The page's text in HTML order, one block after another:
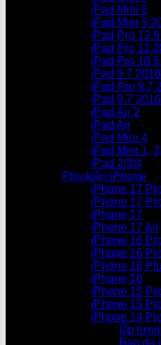
iPad Mini 6
iPad Mini 5
iPad Pro
iPad Pro 11
iPad Pro
iPad 9.7 2018
iPad Pro 9.7
iPad 9.7 2016
iPad Air 2
iPad Air
iPad Mini 4
iPad Mini 1,
iPad 2/3/4
Phụ kiện iPhone
iPhone 17
iPhone 17
iPhone 17
iPhone 17 Air
iPhone 16
iPhone 16
iPhone 16
iPhone 16
iPhone 15
iPhone 15
iPhone 14
Ốp
Bao da